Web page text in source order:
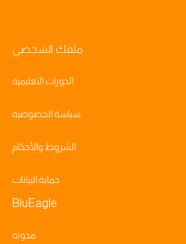
ملفك الشخصي
الدورات التعليمية
سياسة الخصوصية
الشروط والأحكام
حماية البيانات
BluEagle
مدونه